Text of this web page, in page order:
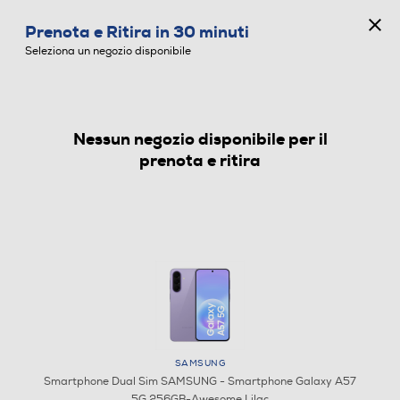
SMARTPHONE DUAL SIM
Prenota e Ritira in 30 minuti
Seleziona un negozio disponibile
Nessun negozio disponibile per il
prenota e ritira
SAMSUNG
Smartphone Dual Sim SAMSUNG - Smartphone Galaxy A57